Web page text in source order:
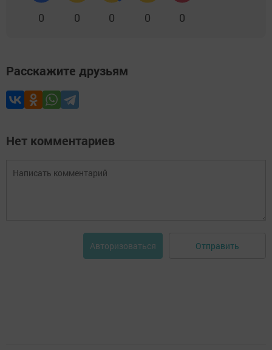
0 0 0 0 0
Расскажите друзьям
Нет комментариев
Авторизоваться Отправить